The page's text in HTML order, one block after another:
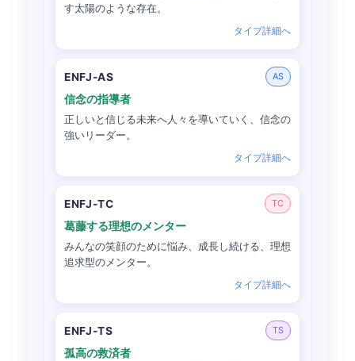
す太陽のような存在。
タイプ詳細へ
ENFJ-AS AS
信念の指導者
正しいと信じる未来へ人々を導いていく、信念の
強いリーダー。
タイプ詳細へ
ENFJ-TC TC
葛藤する理想のメンター
みんなの笑顔のために悩み、成長し続ける、理想
追求型のメンター。
タイプ詳細へ
ENFJ-TS TS
孤高の救済者